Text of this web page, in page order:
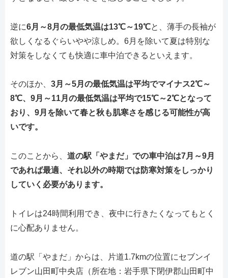
逆に6月～8月の最低気温は13℃～19℃と、薄手の長袖が
欲しくなるぐらいやや涼しめ。6月を除いて夏は特別な
対策をしなくても快適に車中泊できるといえます。
そのほか、 3月～5月の最低気温は平均でマイナス2℃～
8℃、9月～11月の最低気温は平均で15℃～2℃となって
おり、9月を除いて春と秋も肌寒さを感じる可能性が高
いです。
このことから、 道の駅「やまだ」での車中泊は7月～9月
であれば最適、それ以外の時期では防寒対策をしっかり
していく必要があります。
トイレは24時間利用でき、夜中に行きたくなってもとく
に心配ありません。
道の駅「やまだ」からは、片道1.7kmの位置にセブンイ
レブン山田町中央店（所在地：岩手県下閉伊郡山田町中